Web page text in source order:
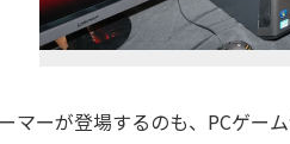
マーが登場するのも、PCゲー